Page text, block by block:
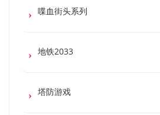
喋血街头系列
地铁2033
塔防游戏